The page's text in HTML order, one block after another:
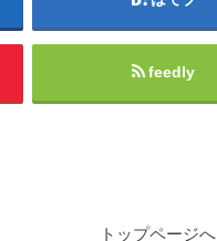
feedly
トップページへ